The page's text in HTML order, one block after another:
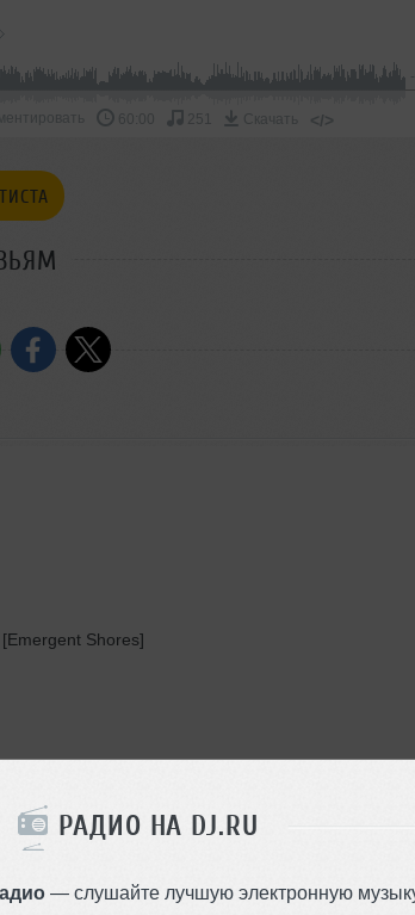
РАДИО НА DJ.RU
— слушайте лучшую электронную
60:00 251 Скачать </>
Shores]
Breeze]